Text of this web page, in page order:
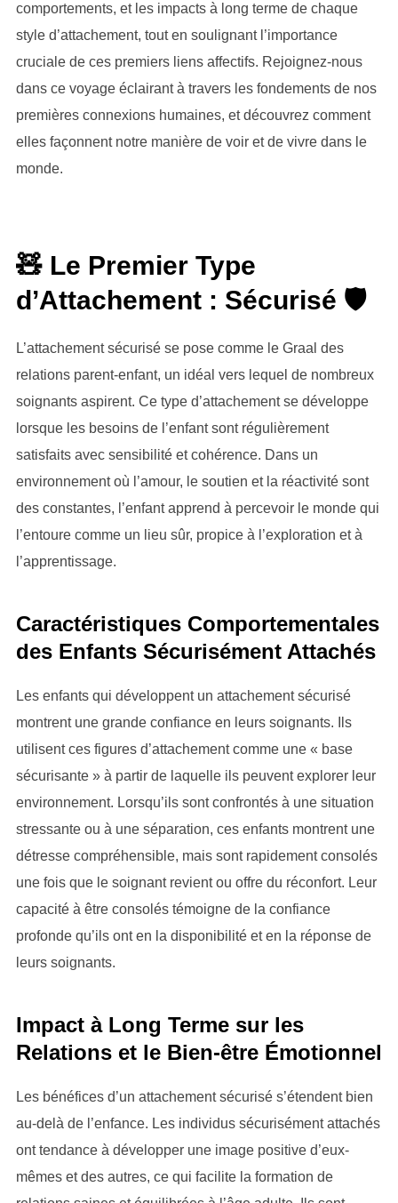
comportements, et les impacts à long terme de chaque
style d’attachement, tout en soulignant l’importance
cruciale de ces premiers liens affectifs. Rejoignez-nous
dans ce voyage éclairant à travers les fondements de nos
premières connexions humaines, et découvrez comment
elles façonnent notre manière de voir et de vivre dans le
monde.
🧸 Le Premier Type
d’Attachement : Sécurisé 🛡️
L’attachement sécurisé se pose comme le Graal des
relations parent-enfant, un idéal vers lequel de nombreux
soignants aspirent. Ce type d’attachement se développe
lorsque les besoins de l’enfant sont régulièrement
satisfaits avec sensibilité et cohérence. Dans un
environnement où l’amour, le soutien et la réactivité sont
des constantes, l’enfant apprend à percevoir le monde qui
l’entoure comme un lieu sûr, propice à l’exploration et à
l’apprentissage.
Caractéristiques Comportementales
des Enfants Sécurisément Attachés
Les enfants qui développent un attachement sécurisé
montrent une grande confiance en leurs soignants. Ils
utilisent ces figures d’attachement comme une « base
sécurisante » à partir de laquelle ils peuvent explorer leur
environnement. Lorsqu’ils sont confrontés à une situation
stressante ou à une séparation, ces enfants montrent une
détresse compréhensible, mais sont rapidement consolés
une fois que le soignant revient ou offre du réconfort. Leur
capacité à être consolés témoigne de la confiance
profonde qu’ils ont en la disponibilité et en la réponse de
leurs soignants.
Impact à Long Terme sur les
Relations et le Bien-être Émotionnel
Les bénéfices d’un attachement sécurisé s’étendent bien
au-delà de l’enfance. Les individus sécurisément attachés
ont tendance à développer une image positive d’eux-
mêmes et des autres, ce qui facilite la formation de